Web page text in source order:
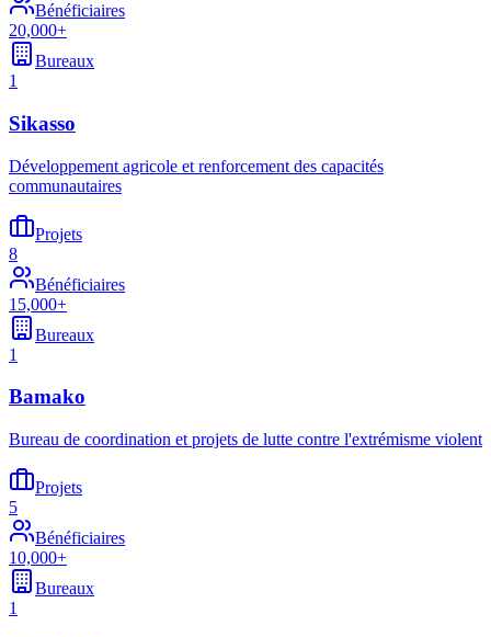
Bénéficiaires
20,000+
Bureaux
1
Sikasso
Développement agricole et renforcement des capacités
communautaires
Projets
8
Bénéficiaires
15,000+
Bureaux
1
Bamako
Bureau de coordination et projets de lutte contre l'extrémisme violent
Projets
5
Bénéficiaires
10,000+
Bureaux
1